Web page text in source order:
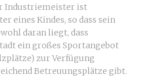
Industriemeister ist
eines Kindes, so dass sein
daran liegt, dass
ein großes Sportangebot
zur Verfügung
Betreuungsplätze gibt.